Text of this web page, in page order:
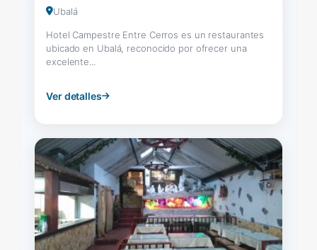
Ubalá
Hotel Campestre Entre Cerros es un restaurantes
ubicado en Ubalá, reconocido por ofrecer una
excelente...
Ver detalles